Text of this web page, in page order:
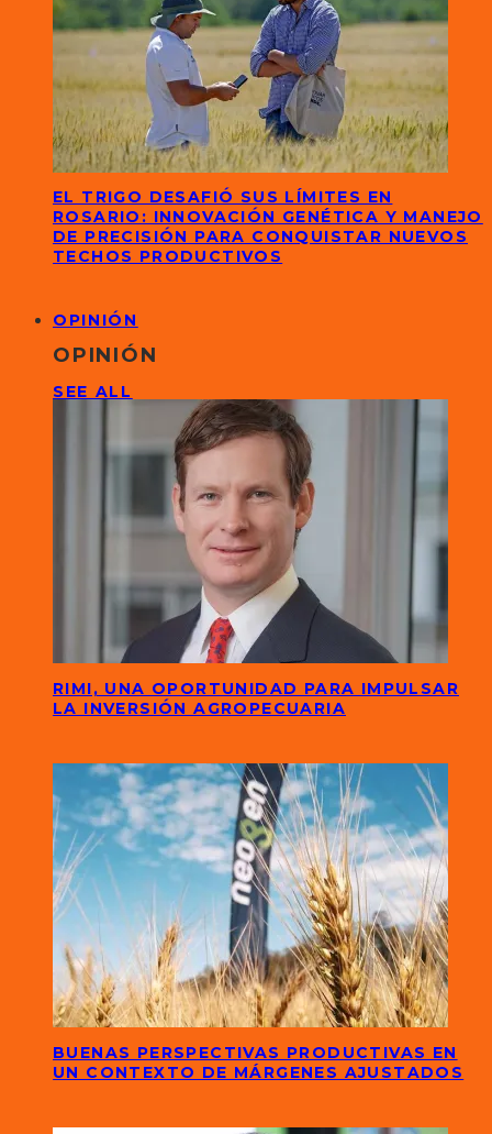
EL TRIGO DESAFIÓ SUS LÍMITES EN
ROSARIO: INNOVACIÓN GENÉTICA Y MANEJO
DE PRECISIÓN PARA CONQUISTAR NUEVOS
TECHOS PRODUCTIVOS
OPINIÓN
OPINIÓN
SEE ALL
RIMI, UNA OPORTUNIDAD PARA IMPULSAR
LA INVERSIÓN AGROPECUARIA
BUENAS PERSPECTIVAS PRODUCTIVAS EN
UN CONTEXTO DE MÁRGENES AJUSTADOS